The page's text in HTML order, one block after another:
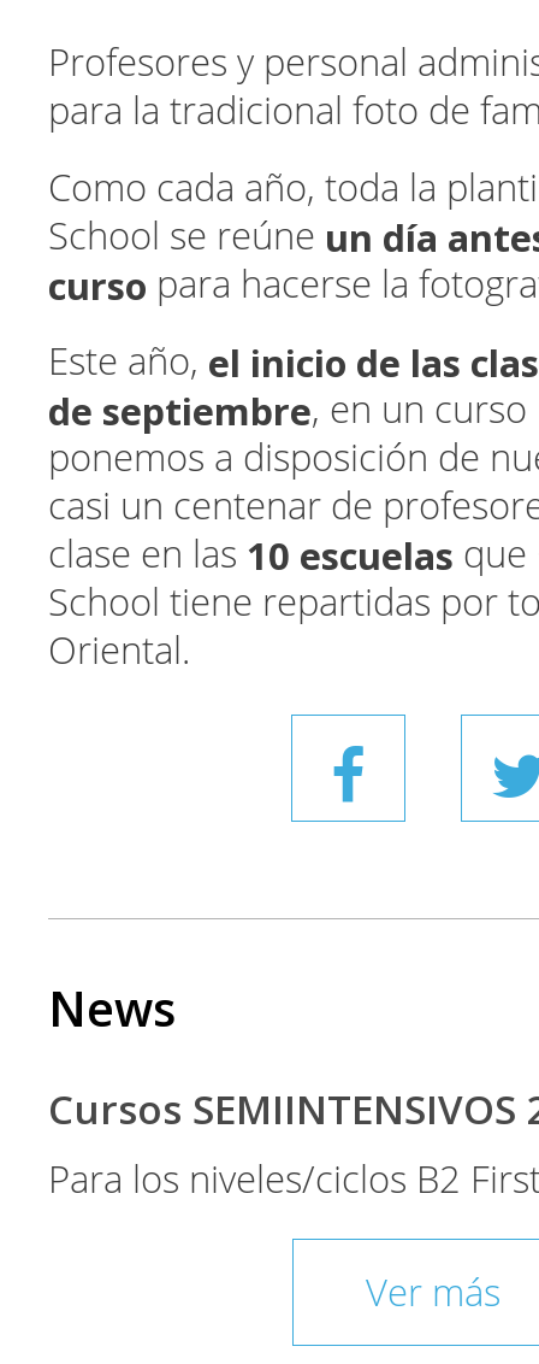
Profesores y personal
para la tradicional foto de
Como cada año, toda la
School se reúne un día
curso para hacerse la
Este año, el inicio de las
de septiembre, en un
ponemos a disposición de
casi un centenar de
clase en las 10 escuelas que
School tiene repartidas por
Oriental.
News
Cursos SEMIINTENSIVOS
Para los niveles/ciclos B2
Ver más